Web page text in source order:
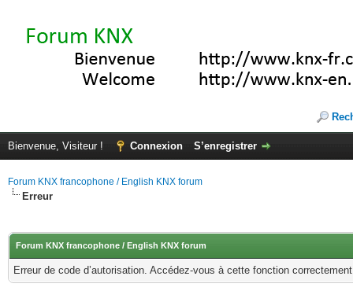
Bienvenue, Visiteur ! Connexion S’enregistrer
Forum KNX francophone / English KNX forum
Erreur
Forum KNX francophone / English KNX forum
Erreur de code d’autorisation. Accédez-vous à cette fonction